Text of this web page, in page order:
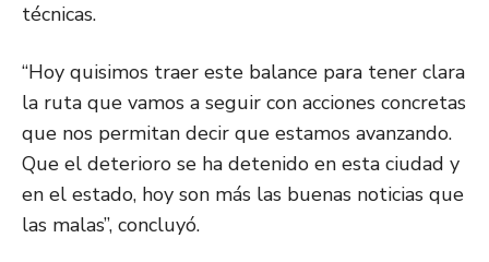
técnicas.
“Hoy quisimos traer este balance para tener clara
la ruta que vamos a seguir con acciones concretas
que nos permitan decir que estamos avanzando.
Que el deterioro se ha detenido en esta ciudad y
en el estado, hoy son más las buenas noticias que
las malas”, concluyó.